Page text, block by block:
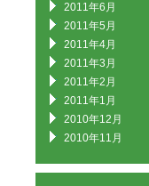
2011年6月
2011年5月
2011年4月
2011年3月
2011年2月
2011年1月
2010年12月
2010年11月